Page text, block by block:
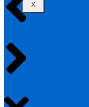
X